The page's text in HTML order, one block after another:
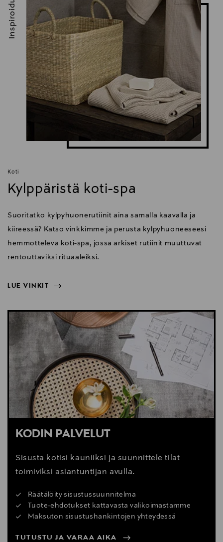
Koti
Kylppäristä koti-spa
Suoritatko kylpyhuonerutiinit aina samalla kaavalla ja
kiireessä? Katso vinkkimme ja perusta kylpyhuoneeseesi
hemmotteleva koti-spa, jossa arkiset rutiinit muuttuvat
rentouttaviksi rituaaleiksi.
LUE VINKIT
Inspiroidu
LUE VINKIT
KODIN PALVELUT
Sisusta kotisi kauniiksi ja suunnittele tilat
toimiviksi asiantuntijan avulla.
Räätälöity sisustussuunnitelma
Tuote-ehdotukset kattavasta valikoimastamme
Maksuton sisustushankintojen yhteydessä
TUTUSTU JA VARAA AIKA